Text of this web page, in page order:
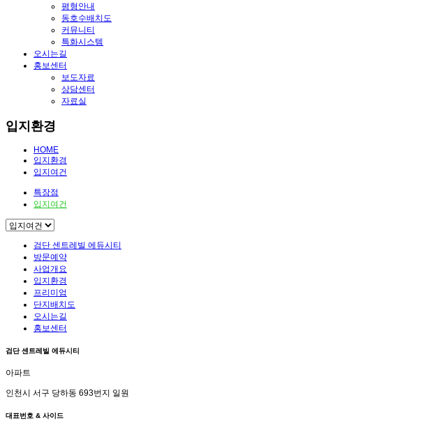
평형안내
동호수배치도
커뮤니티
특화시스템
오시는길
홍보센터
보도자료
상담센터
자료실
입지환경
HOME
입지환경
입지여건
특장점
입지여건
검단 센트레빌 에듀시티
방문예약
사업개요
입지환경
프리미엄
단지배치도
오시는길
홍보센터
검단 센트레빌 에듀시티
아파트
인천시 서구 당하동 693번지 일원
대표번호 & 사이드